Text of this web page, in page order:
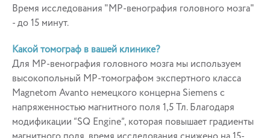
Время исследования "МР-венография головного мозга"
- до 15 минут.
Какой томограф в вашей клинике?
Для МР-венография головного мозга мы используем
высокопольный МР-томографом экспертного класса
Magnetom Avanto немецкого концерна Siemens с
напряженностью магнитного поля 1,5 Тл. Благодаря
модификации “SQ Engine”, которая повышает градиенты